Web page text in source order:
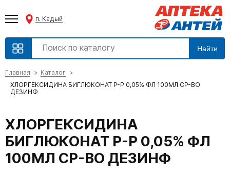
п. Кадый
Найти
Главная
Каталог
ХЛОРГЕКСИДИНА БИГЛЮКОНАТ Р-Р 0,05% ФЛ 100МЛ СР-ВО
ДЕЗИНФ
ХЛОРГЕКСИДИНА
БИГЛЮКОНАТ Р-Р 0,05% ФЛ
100МЛ СР-ВО ДЕЗИНФ